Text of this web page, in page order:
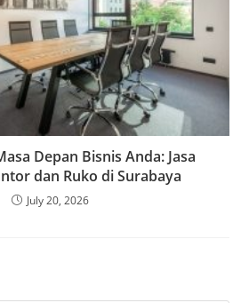
Depan Bisnis Anda: Jasa
dan Ruko di Surabaya
July 20, 2026